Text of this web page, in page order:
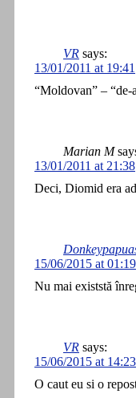
VR says:
13/01/2011 at 19:41
“Moldovan” – “de-
Marian M
13/01/2011 at 21:38
Deci, Diomid era
15/06/2015 at 01:19
Nu mai existstă
VR says:
15/06/2015 at 14:23
O caut eu si o